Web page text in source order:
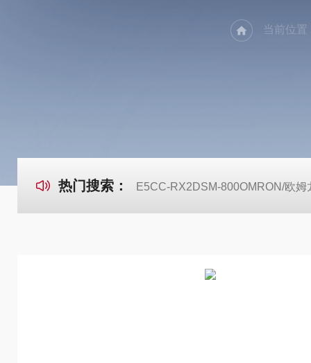
当前位置
热门搜索： E5CC-RX2DSM-800OMRON/欧